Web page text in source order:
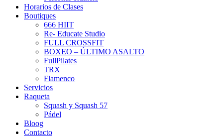
Horarios de Clases
Boutiques
666 HIIT
Re- Educate Studio
FULL CROSSFIT
BOXEO – ÚLTIMO ASALTO
FullPilates
TRX
Flamenco
Servicios
Raqueta
Squash y Squash 57
Pádel
Bloog
Contacto